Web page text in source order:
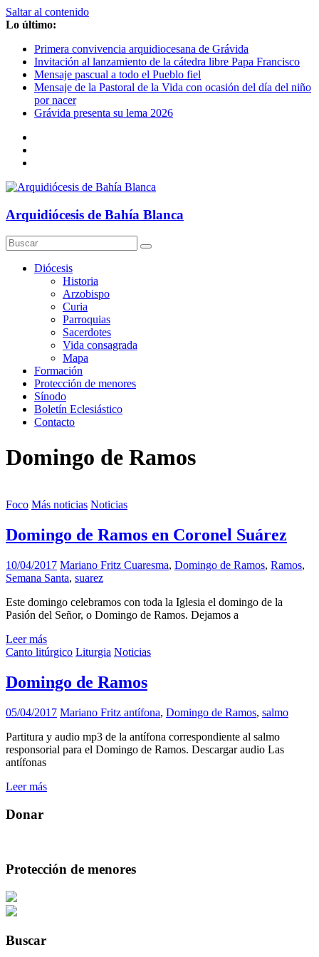
Saltar al contenido
Lo último:
Primera convivencia arquidiocesana de Grávida
Invitación al lanzamiento de la cátedra libre Papa Francisco
Mensaje pascual a todo el Pueblo fiel
Mensaje de la Pastoral de la Vida con ocasión del día del niño
por nacer
Grávida presenta su lema 2026
Arquidiócesis de Bahía Blanca
Diócesis
Historia
Arzobispo
Curia
Parroquias
Sacerdotes
Vida consagrada
Mapa
Formación
Protección de menores
Sínodo
Boletín Eclesiástico
Contacto
Domingo de Ramos
Foco Más noticias Noticias
Domingo de Ramos en Coronel Suárez
10/04/2017 Mariano Fritz Cuaresma, Domingo de Ramos, Ramos,
Semana Santa, suarez
Este domingo celebramos con toda la Iglesia el domingo de la
Pasión del Señor, o Domingo de Ramos. Dejamos a
Leer más
Canto litúrgico Liturgia Noticias
Domingo de Ramos
05/04/2017 Mariano Fritz antífona, Domingo de Ramos, salmo
Partitura y audio mp3 de la antífona correspondiente al salmo
responsorial para el Domingo de Ramos. Descargar audio Las
antífonas
Leer más
Donar
Protección de menores
Buscar